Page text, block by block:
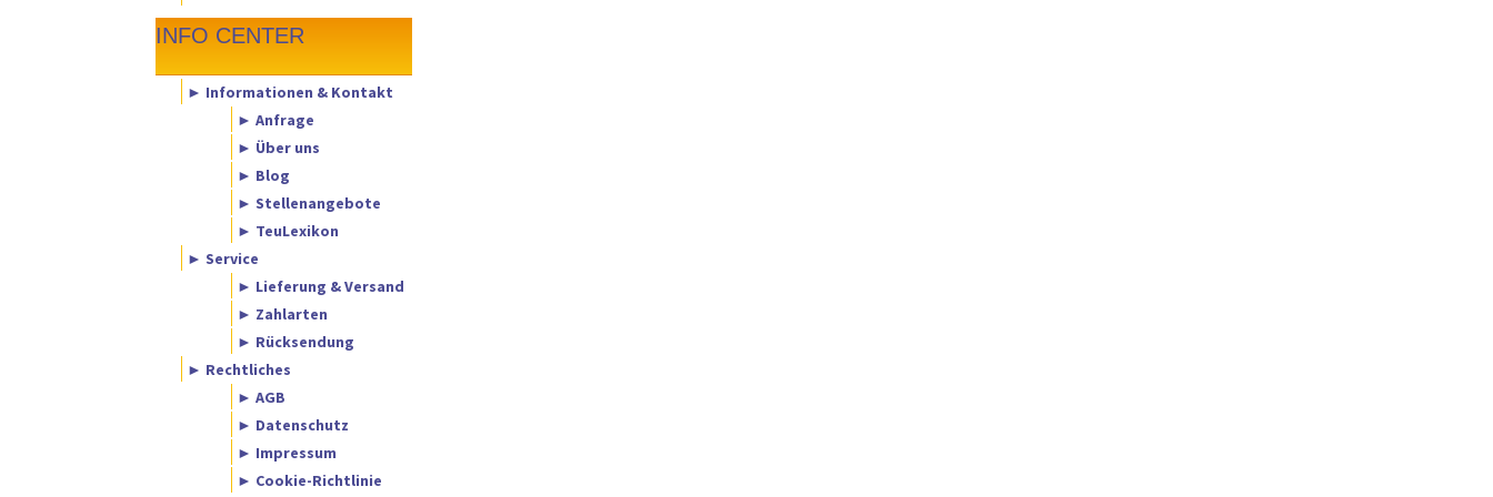
INFO CENTER
► Informationen & Kontakt
► Anfrage
► Über uns
► Blog
► Stellenangebote
► TeuLexikon
► Service
► Lieferung & Versand
► Zahlarten
► Rücksendung
► Rechtliches
► AGB
► Datenschutz
► Impressum
► Cookie-Richtlinie